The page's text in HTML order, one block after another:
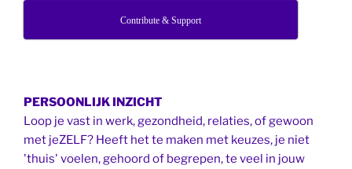
Contribute & Support
PERSOONLIJK INZICHT
Loop je vast in werk, gezondheid, relaties, of gewoon
met jeZELF? Heeft het te maken met keuzes, je niet
'thuis' voelen, gehoord of begrepen, te veel in jouw